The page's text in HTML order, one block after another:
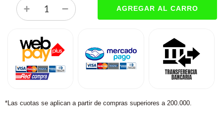
*Las cuotas se aplican a partir de compras superiores a 200.000.